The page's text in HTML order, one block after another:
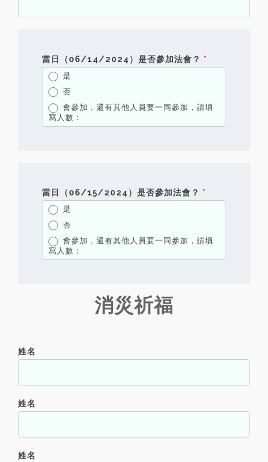
當日（06/14/2024）是否參加法會？ *
是
否
會參加，還有其他人員要一同參加，請填
寫人數：
會參加，還有其他人員要一同參加，請填寫人數：
當日（06/15/2024）是否參加法會？ *
是
否
會參加，還有其他人員要一同參加，請填
寫人數：
會參加，還有其他人員要一同參加，請填寫人數：
消災祈福
姓名
姓名
姓名